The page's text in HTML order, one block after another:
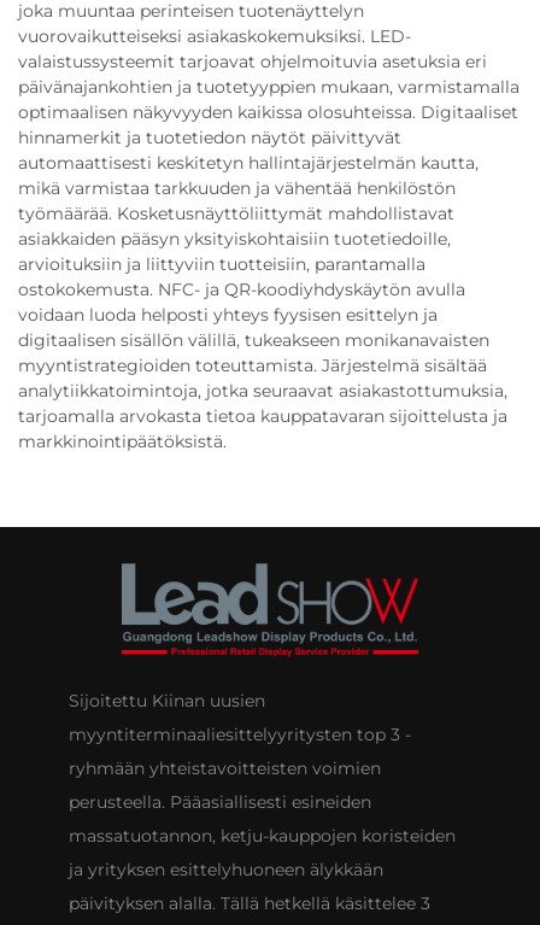
joka muuntaa perinteisen tuotenäyttelyn
vuorovaikutteiseksi asiakaskokemuksiksi. LED-
valaistussysteemit tarjoavat ohjelmoituvia asetuksia eri
päivänajankohtien ja tuotetyyppien mukaan, varmistamalla
optimaalisen näkyvyyden kaikissa olosuhteissa. Digitaaliset
hinnamerkit ja tuotetiedon näytöt päivittyvät
automaattisesti keskitetyn hallintajärjestelmän kautta,
mikä varmistaa tarkkuuden ja vähentää henkilöstön
työmäärää. Kosketusnäyttöliittymät mahdollistavat
asiakkaiden pääsyn yksityiskohtaisiin tuotetiedoille,
arvioituksiin ja liittyviin tuotteisiin, parantamalla
ostokokemusta. NFC- ja QR-koodiyhdyskäytön avulla
voidaan luoda helposti yhteys fyysisen esittelyn ja
digitaalisen sisällön välillä, tukeakseen monikanavaisten
myyntistrategioiden toteuttamista. Järjestelmä sisältää
analytiikkatoimintoja, jotka seuraavat asiakastottumuksia,
tarjoamalla arvokasta tietoa kauppatavaran sijoittelusta ja
markkinointipäätöksistä.
Sijoitettu Kiinan uusien
myyntiterminaaliesittelyyritysten top 3 -
ryhmään yhteistavoitteisten voimien
perusteella. Pääasiallisesti esineiden
massatuotannon, ketju-kauppojen koristeiden
ja yrityksen esittelyhuoneen älykkään
päivityksen alalla. Tällä hetkellä käsittelee 3